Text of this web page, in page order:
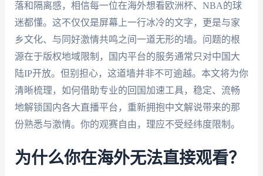
落和隔离感，相信每一位在海外想看欧洲杯、NBA的球
迷都懂。这不仅仅是屏幕上一行冰冷的文字，更是与家
乡文化、与同好激情共鸣之间一道无形的墙。问题的根
源在于版权地域限制，国内平台的服务通常只对中国大
陆IP开放。但别担心，这道墙并非不可逾越。本文将为你
清晰梳理，如何借助专业的回国加速工具，稳定、流畅
地解锁国内各大直播平台，重新拥抱中文解说带来的那
份熟悉与激情。你的观赛自由，理应不受经纬度限制。
为什么你在海外无法直接观看？